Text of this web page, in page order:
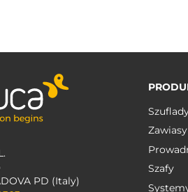
PD (Italy)
Zawiasy
Szafy